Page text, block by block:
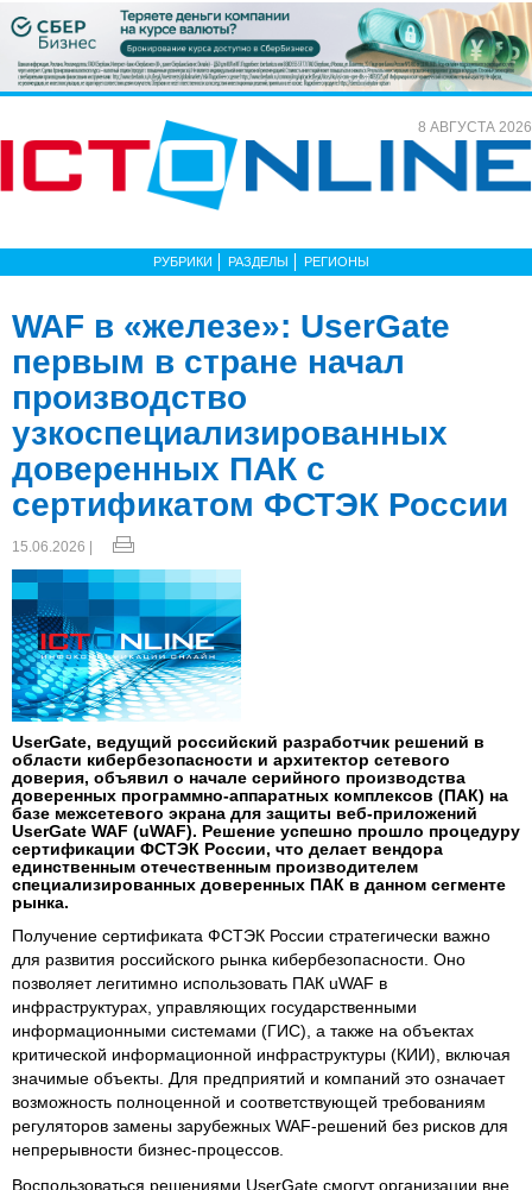
8 АВГУСТА 2026
РУБРИКИ РАЗДЕЛЫ РЕГИОНЫ
WAF в «железе»: UserGate
первым в стране начал
производство
узкоспециализированных
доверенных ПАК с
сертификатом ФСТЭК России
15.06.2026 |
UserGate, ведущий российский разработчик решений в
области кибербезопасности и архитектор сетевого
доверия, объявил о начале серийного производства
доверенных программно-аппаратных комплексов (ПАК) на
базе межсетевого экрана для защиты веб‑приложений
UserGate WAF (uWAF). Решение успешно прошло процедуру
сертификации ФСТЭК России, что делает вендора
единственным отечественным производителем
специализированных доверенных ПАК в данном сегменте
рынка.
Получение сертификата ФСТЭК России стратегически важно
для развития российского рынка кибербезопасности. Оно
позволяет легитимно использовать ПАК uWAF в
инфраструктурах, управляющих государственными
информационными системами (ГИС), а также на объектах
критической информационной инфраструктуры (КИИ), включая
значимые объекты. Для предприятий и компаний это означает
возможность полноценной и соответствующей требованиям
регуляторов замены зарубежных WAF-решений без рисков для
непрерывности бизнес-процессов.
Воспользоваться решениями UserGate смогут организации вне